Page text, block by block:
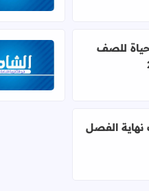
للصف الثالث الفصل الأول 2019
للصف
الفصل الأول صباحي 2017
نهاية الفصل